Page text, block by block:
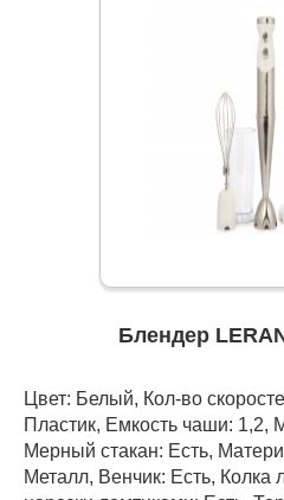
Блендер
Цвет: Белый, Кол-во
Пластик, Емкость чаши: 1,2,
Мерный стакан: Есть,
Металл, Венчик: Есть, Колка